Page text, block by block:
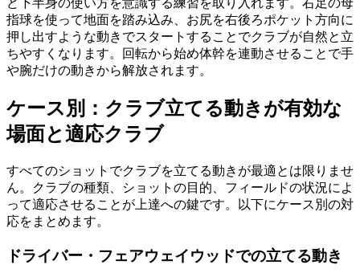
ど下半身の使い方を意識する練習を取り入れます。右足の母
指球を使って地面を踏み込み、お尻を右後ろポケット方向に
押し出すような動きでスタートすることでクラブが自然と立
ちやすくなります。回転から始め体幹を連動させることで手
や腕だけの動きから解放されます。
ケース別：クラブ立てる動きが有効な
場面と適応クラブ
すべてのショットでクラブを立てる動きが最適とは限りませ
ん。クラブの種類、ショットの目的、フィールドの状況によ
って適応させることが上達への鍵です。以下にケース別の対
応をまとめます。
ドライバー・フェアウェイウッドでの立てる動き